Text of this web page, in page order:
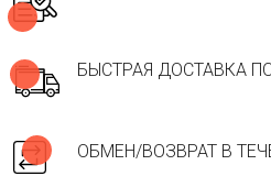
БЫСТРАЯ ДОСТАВКА
ОБМЕН/ВОЗВРАТ В